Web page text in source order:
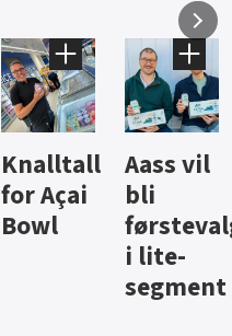
Brus og
jus fra
Berentsen
Hard
iste fra
Hansa